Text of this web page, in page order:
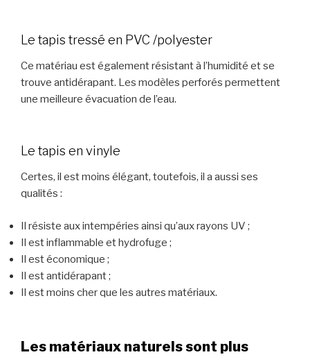
Le tapis tressé en PVC /polyester
Ce matériau est également résistant à l’humidité et se
trouve antidérapant. Les modèles perforés permettent
une meilleure évacuation de l’eau.
Le tapis en vinyle
Certes, il est moins élégant, toutefois, il a aussi ses
qualités :
Il résiste aux intempéries ainsi qu’aux rayons UV ;
Il est inflammable et hydrofuge ;
Il est économique ;
Il est antidérapant ;
Il est moins cher que les autres matériaux.
Les matériaux naturels sont plus